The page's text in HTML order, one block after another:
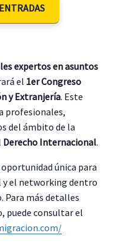
expertos en asuntos
el 1er Congreso
y Extranjería. Este
profesionales,
del ámbito de la
Derecho Internacional.
única para
el networking dentro
Para más detalles
puede consultar el